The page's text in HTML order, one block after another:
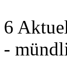
6
-